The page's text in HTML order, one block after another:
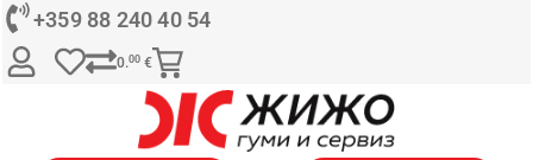
+359 88 240 40 54
0.00 €